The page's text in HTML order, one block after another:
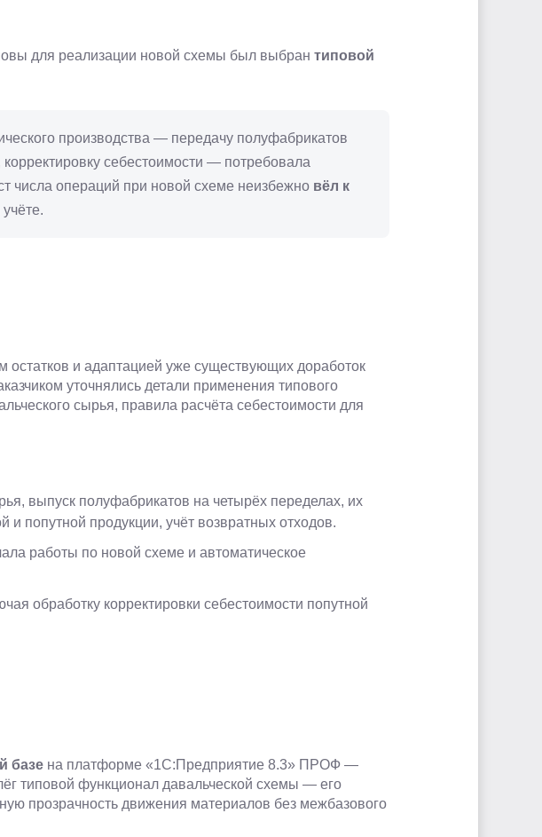
для реализации новой схемы был выбран типовой
производства — передачу полуфабрикатов
себестоимости — потребовала
числа операций при новой схеме неизбежно вёл к
остатков и адаптацией уже существующих доработок
уточнялись детали применения типового
сырья, правила расчёта себестоимости для
выпуск полуфабрикатов на четырёх переделах, их
и попутной продукции, учёт возвратных отходов.
работы по новой схеме и автоматическое
обработку корректировки себестоимости попутной
базе на платформе «1С:Предприятие 8.3» ПРОФ —
типовой функционал давальческой схемы — его
прозрачность движения материалов без межбазового